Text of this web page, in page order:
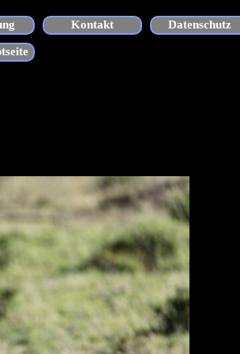
Kontakt Datenschutz